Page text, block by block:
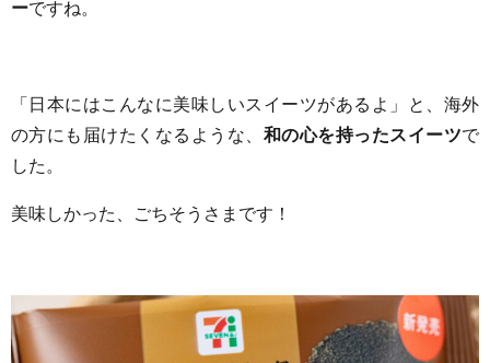
ーですね。
「日本にはこんなに美味しいスイーツがあるよ」と、海外
の方にも届けたくなるような、 和の心を持ったスイーツで
した。
美味しかった、ごちそうさまです！